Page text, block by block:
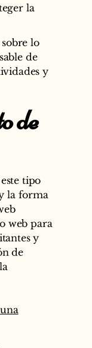
la
lo
de
y
de
tipo
la forma
web para
y
de